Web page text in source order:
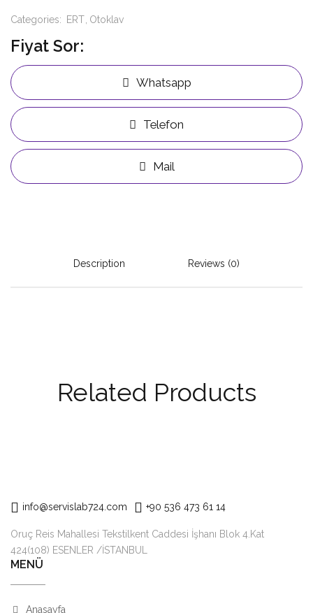
Categories: ERT Otoklav
Fiyat Sor:
Whatsapp
Telefon
Mail
Description Reviews (0)
Related Products
info@servislab724.com +90 536 473 61 14
Oruç Reis Mahallesi Tekstilkent Caddesi İşhanı Blok 4.Kat
424(108) ESENLER /İSTANBUL
MENÜ
Anasayfa